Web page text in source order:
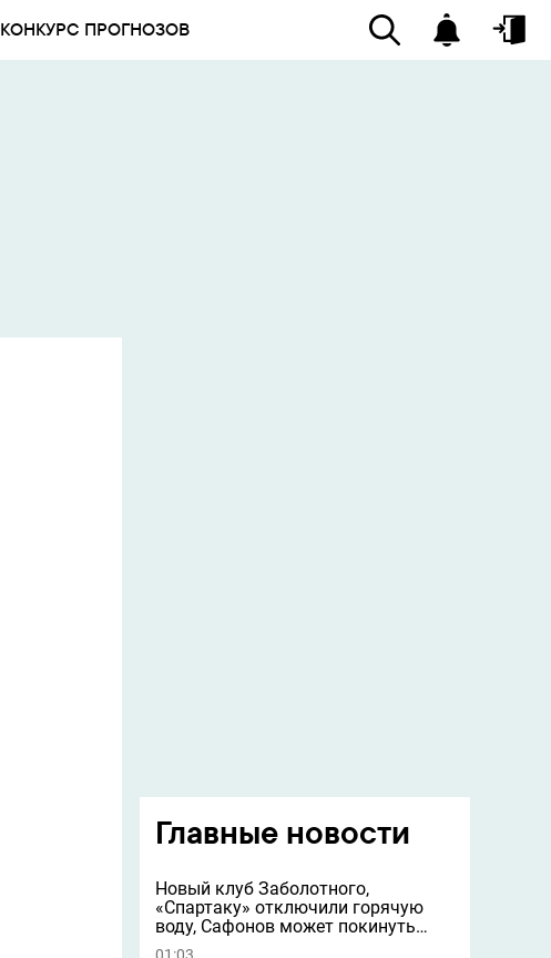
КОНКУРС ПРОГНОЗОВ
Главные новости
Новый клуб Заболотного,
«Спартаку» отключили горячую
воду, Сафонов может покинуть
«ПСЖ» и другие новости